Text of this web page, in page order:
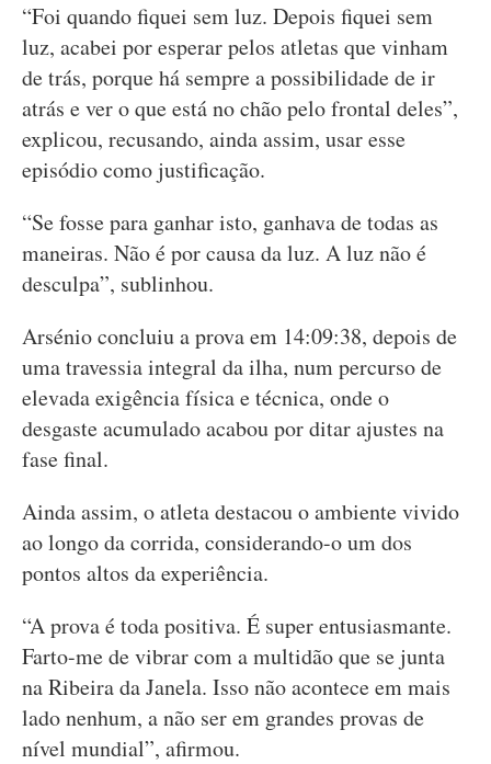
“Foi quando fiquei sem luz. Depois fiquei sem
luz, acabei por esperar pelos atletas que vinham
de trás, porque há sempre a possibilidade de ir
atrás e ver o que está no chão pelo frontal deles”,
explicou, recusando, ainda assim, usar esse
episódio como justificação.
“Se fosse para ganhar isto, ganhava de todas as
maneiras. Não é por causa da luz. A luz não é
desculpa”, sublinhou.
Arsénio concluiu a prova em 14:09:38, depois de
uma travessia integral da ilha, num percurso de
elevada exigência física e técnica, onde o
desgaste acumulado acabou por ditar ajustes na
fase final.
Ainda assim, o atleta destacou o ambiente vivido
ao longo da corrida, considerando-o um dos
pontos altos da experiência.
“A prova é toda positiva. É super entusiasmante.
Farto-me de vibrar com a multidão que se junta
na Ribeira da Janela. Isso não acontece em mais
lado nenhum, a não ser em grandes provas de
nível mundial”, afirmou.